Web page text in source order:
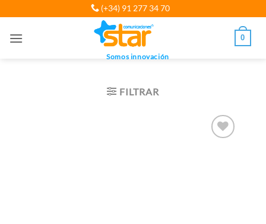
al
(+34) 91 277 34 70
Somos innovación
0
FILTRAR